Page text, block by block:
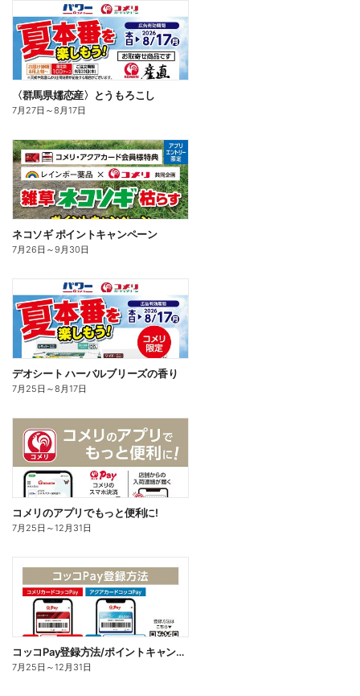
〈群馬県嬬恋産〉とうもろこし
7月27日 ～8月17日
ネコソギ ポイントキャンペーン
7月26日 ～9月30日
デオシート ハーバルブリーズの香り
7月25日 ～8月17日
コメリのアプリでもっと便利に!
7月25日 ～12月31日
コッコPay登録方法/ポイントキャンペーン応募方法
7月25日 ～12月31日